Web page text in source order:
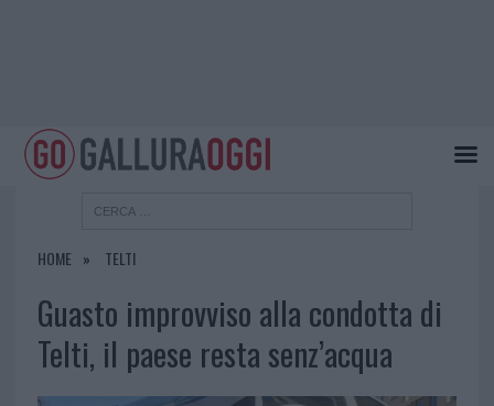
HOME TELTI
Guasto improvviso alla condotta di
Telti, il paese resta senz’acqua